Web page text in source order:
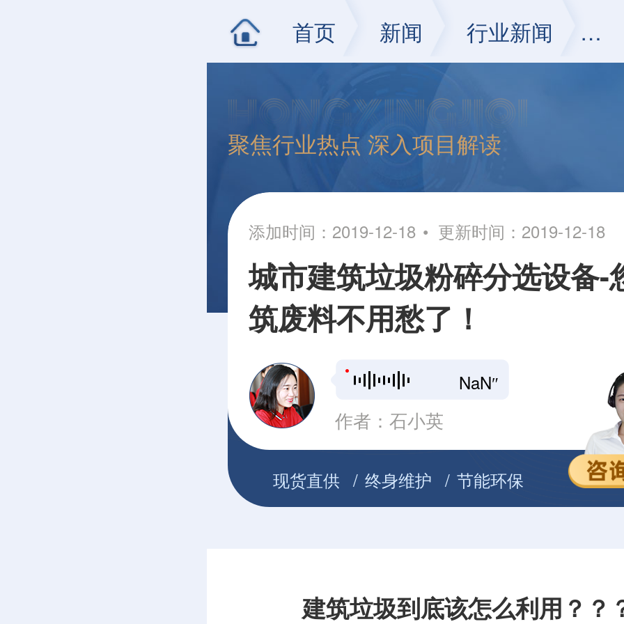
首页 新闻 行业新闻
聚焦行业热点 深入项目解读
添加时间：2019-12-18 更新时间：2019-12-18
城市建筑垃圾粉碎分选设备-
筑废料不用愁了！
NaN″
作者：石小英
现货直供 终身维护 节能环保
建筑垃圾到底该怎么利用？？